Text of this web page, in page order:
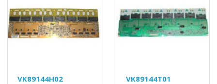
VK89144H02 VK89144T01